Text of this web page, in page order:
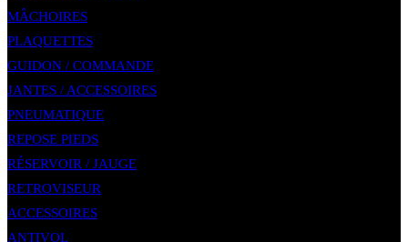
MÂCHOIRES
PLAQUETTES
GUIDON / COMMANDE
JANTES / ACCESSOIRES
PNEUMATIQUE
REPOSE PIEDS
RÉSERVOIR / JAUGE
RETROVISEUR
ACCESSOIRES
ANTIVOL